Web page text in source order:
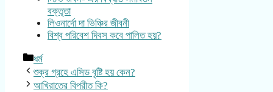
বক্তৃতা
লিওনার্দো দা ভিঞ্চির জীবনী
বিশ্ব পরিবেশ দিবস কবে পালিত হয়?
Categories
ধর্ম
শুক্র গ্রহে এসিড বৃষ্টি হয় কেন?
আখিরাতের বিপরীত কি?